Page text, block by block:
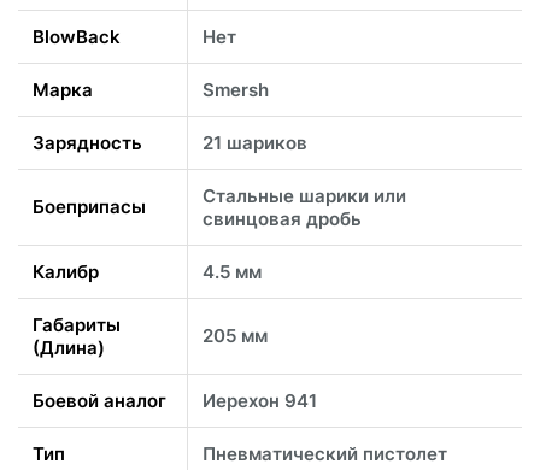
BlowBack Нет
Марка Smersh
Зарядность 21 шариков
Боеприпасы
Стальные шарики или
свинцовая дробь
Калибр 4.5 мм
Габариты
(Длина)
205 мм
Боевой аналог Иерехон 941
Тип Пневматический пистолет